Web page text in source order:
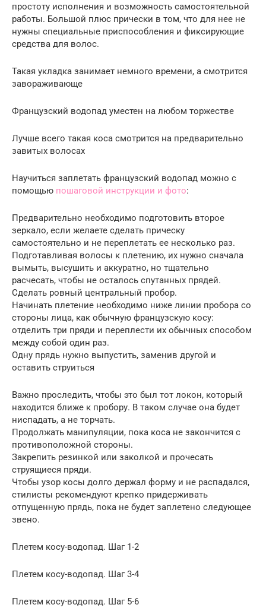
простоту исполнения и возможность самостоятельной
работы. Большой плюс прически в том, что для нее не
нужны специальные приспособления и фиксирующие
средства для волос.
Такая укладка занимает немного времени, а смотрится
завораживающе
Французский водопад уместен на любом торжестве
Лучше всего такая коса смотрится на предварительно
завитых волосах
Научиться заплетать французский водопад можно с
помощью пошаговой инструкции и фото:
Предварительно необходимо подготовить второе
зеркало, если желаете сделать прическу
самостоятельно и не переплетать ее несколько раз.
Подготавливая волосы к плетению, их нужно сначала
вымыть, высушить и аккуратно, но тщательно
расчесать, чтобы не осталось спутанных прядей.
Сделать ровный центральный пробор.
Начинать плетение необходимо ниже линии пробора со
стороны лица, как обычную французскую косу:
отделить три пряди и переплести их обычных способом
между собой один раз.
Одну прядь нужно выпустить, заменив другой и
оставить струиться
Важно проследить, чтобы это был тот локон, который
находится ближе к пробору. В таком случае она будет
ниспадать, а не торчать.
Продолжать манипуляции, пока коса не закончится с
противоположной стороны.
Закрепить резинкой или заколкой и прочесать
струящиеся пряди.
Чтобы узор косы долго держал форму и не распадался,
стилисты рекомендуют крепко придерживать
отпущенную прядь, пока не будет заплетено следующее
звено.
Плетем косу-водопад. Шаг 1-2
Плетем косу-водопад. Шаг 3-4
Плетем косу-водопад. Шаг 5-6